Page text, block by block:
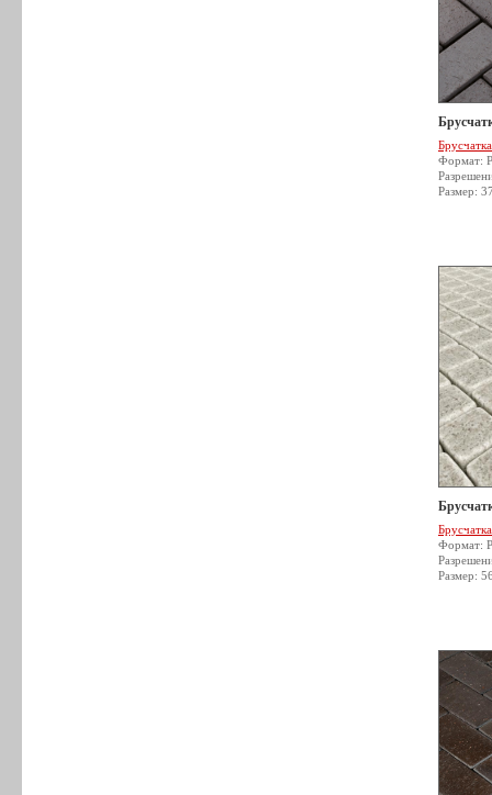
Брусчатка
Формат:
Размер:
Брусчатка
Формат:
Размер: